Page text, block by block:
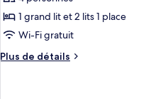
ce
type
chambre :
1 grand lit et 2 lits 1 place
Wi-Fi gratuit
Plus de détails
Plus